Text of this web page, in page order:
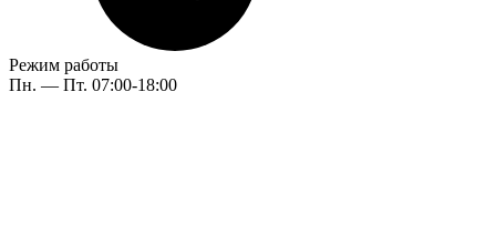
Режим работы
Пн. — Пт. 07:00-18:00